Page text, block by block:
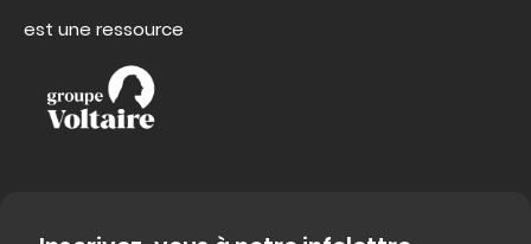
est une ressource